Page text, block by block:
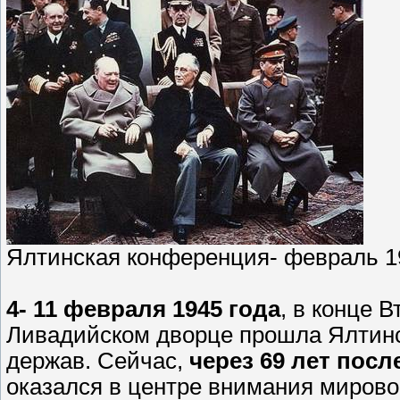
Ялтинская конференция- февраль
4- 11 февраля 1945 года, в конце
Ливадийском дворце прошла
держав. Сейчас, через 69 лет
оказался в центре внимания